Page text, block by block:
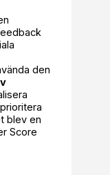
den
blev en
Score